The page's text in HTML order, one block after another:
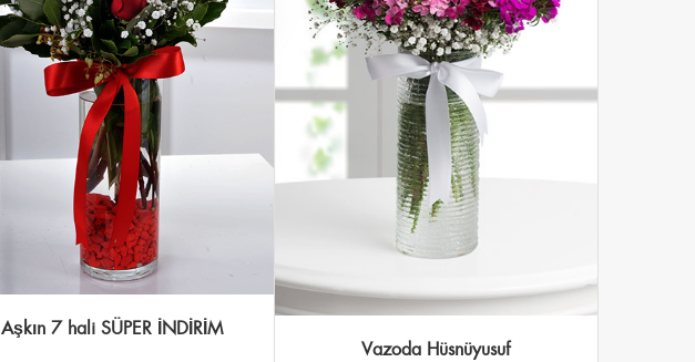
Aşkın 7 hali SÜPER İNDİRİM
Vazoda Hüsnüyusuf